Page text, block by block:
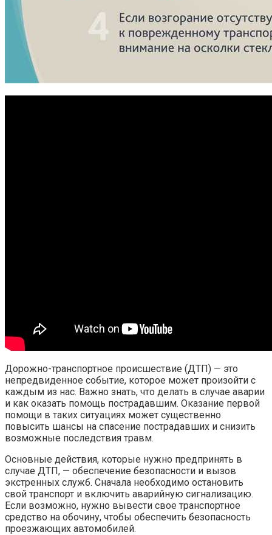
Дорожно-транспортное происшествие (ДТП) — это
непредвиденное событие, которое может произойти с
каждым из нас. Важно знать, что делать в случае аварии
и как оказать помощь пострадавшим. Оказание первой
помощи в таких ситуациях может существенно
повысить шансы на спасение пострадавших и снизить
возможные последствия травм.
Основные действия, которые нужно предпринять в
случае ДТП, — обеспечение безопасности и вызов
экстренных служб. Сначала необходимо остановить
свой транспорт и включить аварийную сигнализацию.
Если возможно, нужно вывести свое транспортное
средство на обочину, чтобы обеспечить безопасность
проезжающих автомобилей.